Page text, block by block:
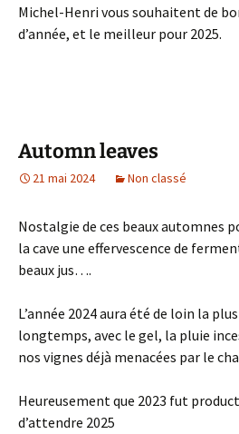
Michel-Henri vous souhaitent de
d’année, et le meilleur pour 2025.
Automn leaves
21 mai 2024 Non classé
Nostalgie de ces beaux automnes
la cave une effervescence de
beaux jus….
L’année 2024 aura été de loin la
longtemps, avec le gel, la pluie
nos vignes déjà menacées par le
Heureusement que 2023 fut
d’attendre 2025